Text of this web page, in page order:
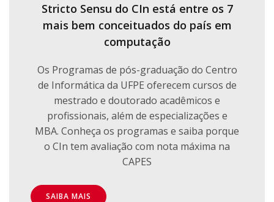
Stricto Sensu do CIn está entre os 7
mais bem conceituados do país em
computação
Os Programas de pós-graduação do Centro
de Informática da UFPE oferecem cursos de
mestrado e doutorado acadêmicos e
profissionais, além de especializações e
MBA. Conheça os programas e saiba porque
o CIn tem avaliação com nota máxima na
CAPES
SAIBA MAIS